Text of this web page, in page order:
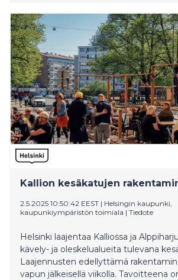
Kallion kesäkatujen
2.5.2025 10:50:42 EEST | Helsingin kaupunki,
kaupunkiympäristön toimiala | Tiedote
Helsinki laajentaa Kalliossa ja
kävely- ja oleskelualueita tulevana
Laajennusten edellyttämä
vapun jälkeisellä viikolla. Tavoitteena